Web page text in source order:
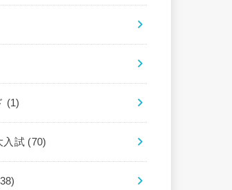
(1)
入試 (70)